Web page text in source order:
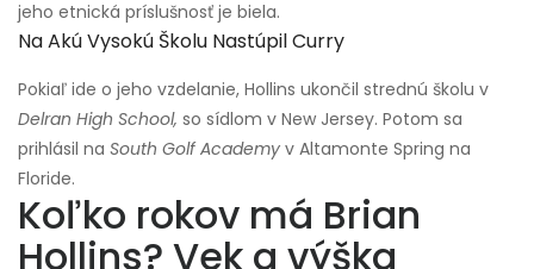
jeho etnická príslušnosť je biela.
Na Akú Vysokú Školu Nastúpil Curry
Pokiaľ ide o jeho vzdelanie, Hollins ukončil strednú školu v
Delran High School, so sídlom v New Jersey. Potom sa
prihlásil na South Golf Academy v Altamonte Spring na
Floride.
Koľko rokov má Brian
Hollins? Vek a výška